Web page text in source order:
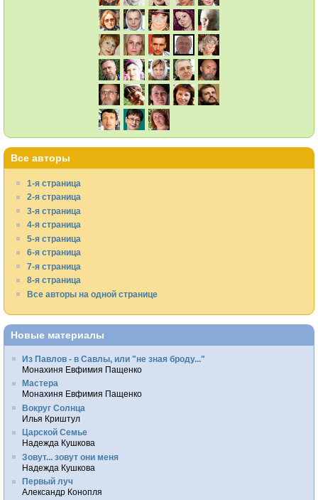
Все авторы
1-я страница
2-я страница
3-я страница
4-я страница
5-я страница
6-я страница
7-я страница
8-я страница
Все авторы на одной странице
Новые материалы
Из Павлов - в Савлы, или "не зная броду..."
Монахиня Евфимия Пащенко
Мастера
Монахиня Евфимия Пащенко
Вокруг Солнца
Илья Криштул
Царской Семье
Надежда Кушкова
Зовут... зовут они меня
Надежда Кушкова
Первый луч
Александр Конопля